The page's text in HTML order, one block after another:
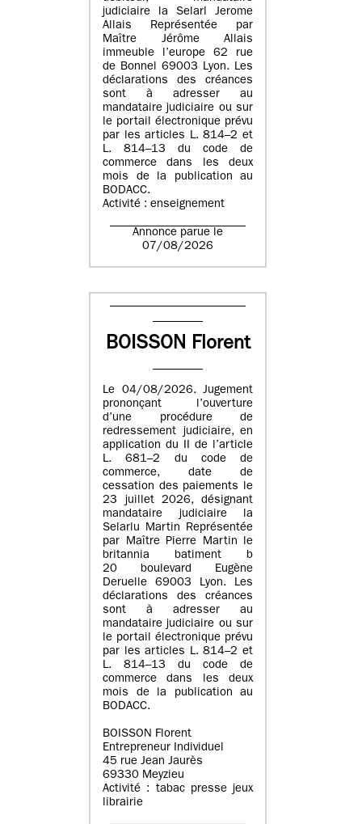
judiciaire la Selarl Jerome
Allais Représentée par
Maître Jérôme Allais
immeuble l’europe 62 rue
de Bonnel 69003 Lyon. Les
déclarations des créances
sont à adresser au
mandataire judiciaire ou sur
le portail électronique prévu
par les articles L. 814–2 et
L. 814–13 du code de
commerce dans les deux
mois de la publication au
BODACC.
Activité : enseignement
Annonce parue le
07/08/2026
BOISSON Florent
Le 04/08/2026. Jugement
prononçant l’ouverture
d’une procédure de
redressement judiciaire, en
application du II de l’article
L. 681–2 du code de
commerce, date de
cessation des paiements le
23 juillet 2026, désignant
mandataire judiciaire la
Selarlu Martin Représentée
par Maître Pierre Martin le
britannia batiment b
20 boulevard Eugène
Deruelle 69003 Lyon. Les
déclarations des créances
sont à adresser au
mandataire judiciaire ou sur
le portail électronique prévu
par les articles L. 814–2 et
L. 814–13 du code de
commerce dans les deux
mois de la publication au
BODACC.
BOISSON Florent
Entrepreneur Individuel
45 rue Jean Jaurès
69330 Meyzieu
Activité : tabac presse jeux
librairie